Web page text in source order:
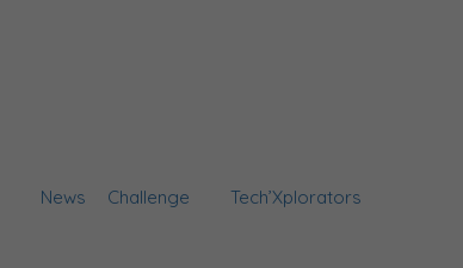
News Challenge Tech’Xplorators